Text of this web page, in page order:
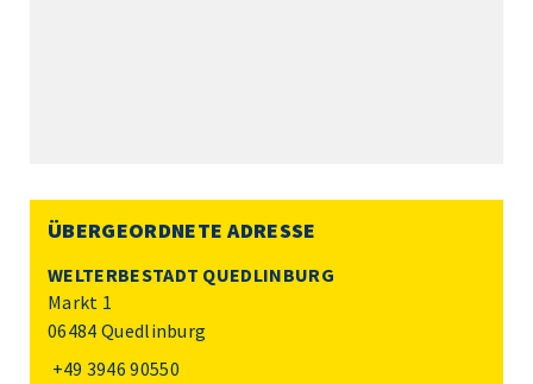
ÜBERGEORDNETE ADRESSE
WELTERBESTADT QUEDLINBURG
Markt 1
06484 Quedlinburg
+49 3946 90550